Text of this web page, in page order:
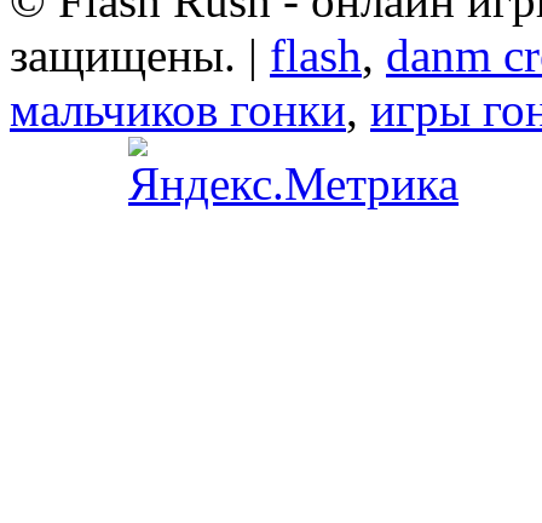
защищены. | flash, danm
мальчиков гонки, игры